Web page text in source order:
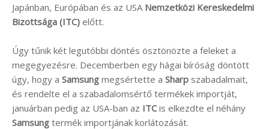
Japánban, Európában és az USA Nemzetközi Kereskedelmi
Bizottsága (ITC) előtt.
Úgy tűnik két legutóbbi döntés ösztönözte a feleket a
megegyezésre. Decemberben egy hágai bíróság döntött
úgy, hogy a Samsung megsértette a Sharp szabadalmait,
és rendelte el a szabadalomsértő termékek importját,
januárban pedig az USA-ban az ITCis elkezdte el néhány
Samsung termék importjának korlátozását.